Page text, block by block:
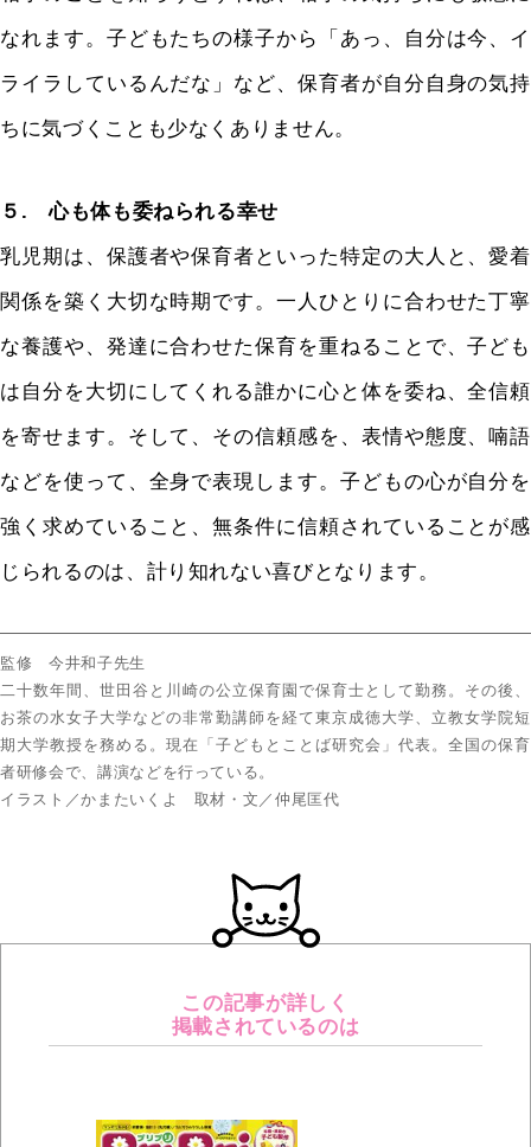
なれます。子どもたちの様子から「あっ、自分は今、イ
ライラしているんだな」など、保育者が自分自身の気持
ちに気づくことも少なくありません。
５. 心も体も委ねられる幸せ
乳児期は、保護者や保育者といった特定の大人と、愛着
関係を築く大切な時期です。一人ひとりに合わせた丁寧
な養護や、発達に合わせた保育を重ねることで、子ども
は自分を大切にしてくれる誰かに心と体を委ね、全信頼
を寄せます。そして、その信頼感を、表情や態度、喃語
などを使って、全身で表現します。子どもの心が自分を
強く求めていること、無条件に信頼されていることが感
じられるのは、計り知れない喜びとなります。
監修 今井和子先生
二十数年間、世田谷と川崎の公立保育園で保育士として勤務。その後、
お茶の水女子大学などの非常勤講師を経て東京成徳大学、立教女学院短
期大学教授を務める。現在「子どもとことば研究会」代表。全国の保育
者研修会で、講演などを行っている。
イラスト／かまたいくよ 取材・文／仲尾匡代
この記事が詳しく
掲載されているのは